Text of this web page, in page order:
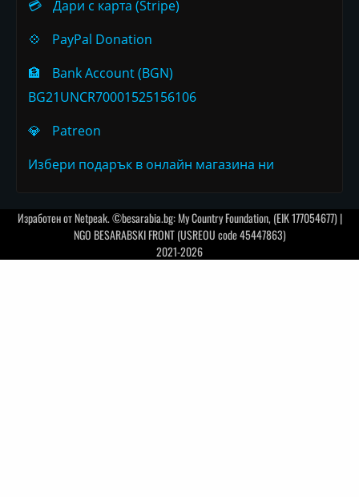
💳
Дари с карта (Stripe)
💠
PayPal Donation
🏦
Bank Account (BGN)
BG21UNCR70001525156106
💎
Patreon
Избери подарък в онлайн магазина ни
Изработен отNetpeak. ©besarabia.bg: My Country Foundation, (EIK 177054677) |
NGO BESARABSKI FRONT (USREOU code 45447863)
2021-2026